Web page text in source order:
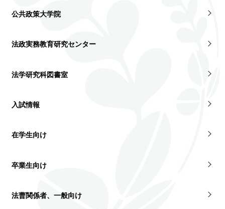
公共政策大学院
法政実務教育研究センター
法学研究科図書室
入試情報
在学生向け
卒業生向け
法曹関係者、一般向け